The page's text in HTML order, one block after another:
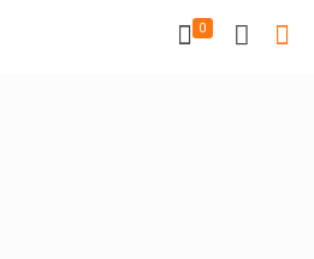
0